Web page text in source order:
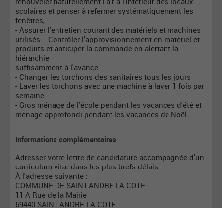
scolaires et penser à refermer systématiquement les
fenêtres,
- Assurer l'entretien courant des matériels et machines
utilisés. - Contrôler l'approvisionnement en matériel et
produits et anticiper la commande en alertant la
hiérarchie
suffisamment à l'avance.
- Changer les torchons des sanitaires tous les jours
- Laver les torchons avec une machine à laver 1 fois par
semaine
- Gros ménage de l'école pendant les vacances d'été et
ménage approfondi pendant les vacances de Noël
Informations complémentaires
Adresser votre lettre de candidature accompagnée d'un
curriculum vitæ dans les plus brefs délais.
À l'adresse suivante :
COMMUNE DE SAINT-ANDRE-LA-COTE
11 A Rue de la Mairie
69440 SAINT-ANDRE-LA-COTE